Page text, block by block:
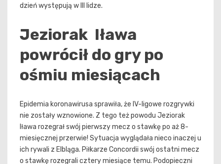
dzień występują w III lidze.
Jeziorak Iława
powrócił do gry po
ośmiu miesiącach
Epidemia koronawirusa sprawiła, że IV-ligowe rozgrywki
nie zostały wznowione. Z tego też powodu Jeziorak
Iława rozegrał swój pierwszy mecz o stawkę po aż 8-
miesięcznej przerwie! Sytuacja wyglądała nieco inaczej u
ich rywali z Elbląga. Piłkarze Concordii swój ostatni mecz
o stawkę rozegrali cztery miesiące temu. Podopieczni